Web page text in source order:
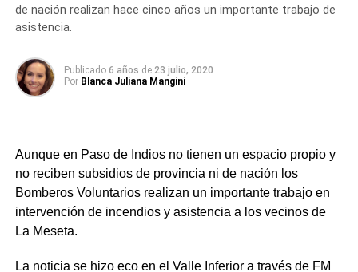
de nación realizan hace cinco años un importante trabajo de
asistencia.
Publicado 6 años de 23 julio, 2020
Por Blanca Juliana Mangini
Aunque en Paso de Indios no tienen un espacio propio y
no reciben subsidios de provincia ni de nación los
Bomberos Voluntarios realizan un importante trabajo en
intervención de incendios y asistencia a los vecinos de
La Meseta.
La noticia se hizo eco en el Valle Inferior a través de FM